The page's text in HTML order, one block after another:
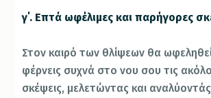
γ΄. Επτά ωφέλιμες και παρήγορες
Στον καιρό των θλίψεων θα
φέρνεις συχνά στο νου σου τις
σκέψεις, μελετώντας και